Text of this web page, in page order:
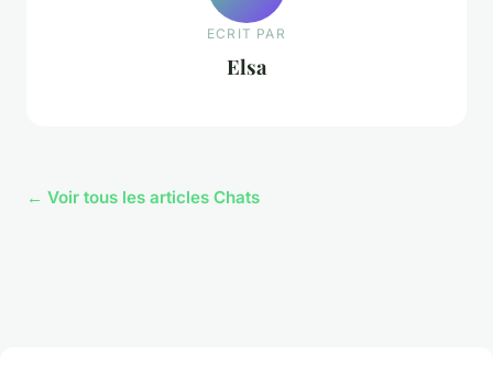
ECRIT PAR
Elsa
← Voir tous les articles Chats